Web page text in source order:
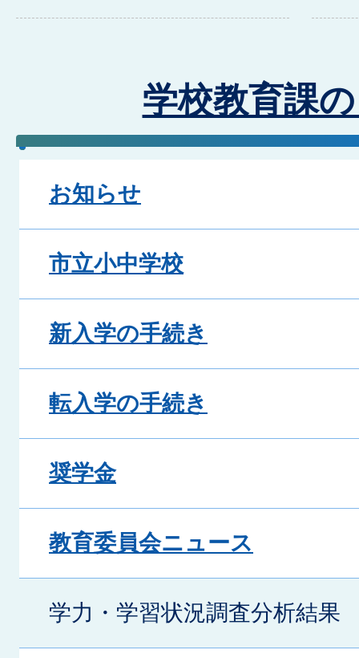
学校教育課
お知らせ
市立小中学校
新入学の手続き
転入学の手続き
奨学金
教育委員会ニュース
学力・学習状況調査分析結果